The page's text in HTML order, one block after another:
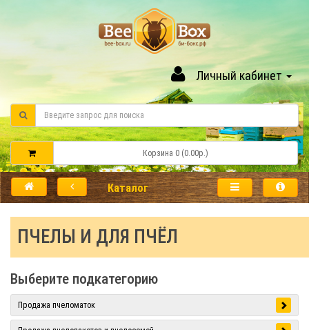
Личный кабинет
Корзина 0 (0.00р.)
Каталог
ПЧЕЛЫ И ДЛЯ ПЧЁЛ
Выберите подкатегорию
Продажа пчеломаток